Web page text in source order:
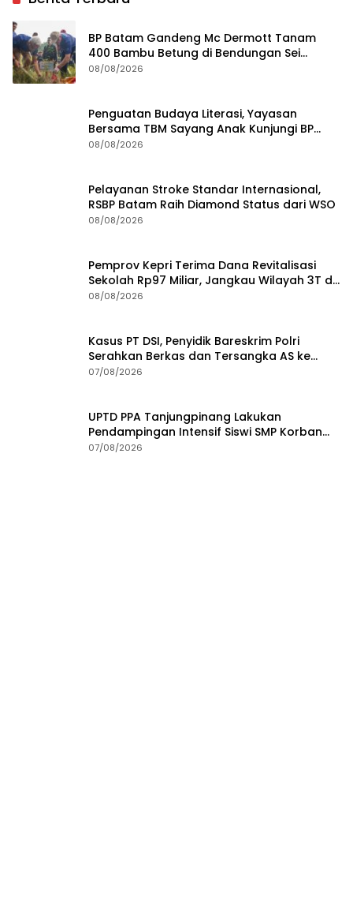
BP Batam Gandeng Mc Dermott Tanam
400 Bambu Betung di Bendungan Sei
Nongsa
08/08/2026
Penguatan Budaya Literasi, Yayasan
Bersama TBM Sayang Anak Kunjungi BP
Batam
08/08/2026
Pelayanan Stroke Standar Internasional,
RSBP Batam Raih Diamond Status dari WSO
08/08/2026
Pemprov Kepri Terima Dana Revitalisasi
Sekolah Rp97 Miliar, Jangkau Wilayah 3T di
Kepri
08/08/2026
Kasus PT DSI, Penyidik Bareskrim Polri
Serahkan Berkas dan Tersangka AS ke
Kejari Depok
07/08/2026
UPTD PPA Tanjungpinang Lakukan
Pendampingan Intensif Siswi SMP Korban
Asusila
07/08/2026